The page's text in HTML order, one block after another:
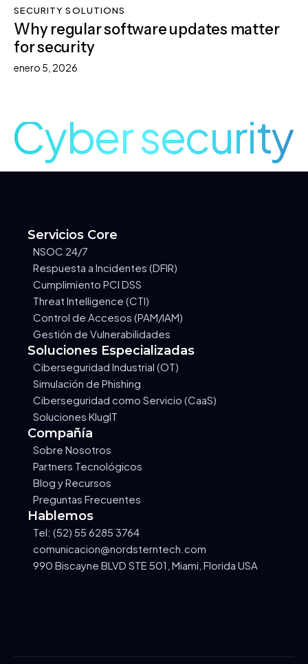
SECURITY SOLUTIONS
Why regular software updates matter
for security
enero 5, 2026
Cyber security
Servicios Core
NSOC 24/7
Respuesta a Incidentes (DFIR)
Cumplimiento PCI DSS
Threat Intelligence (CTI)
Control de Accesos (PAM/IAM)
Gestión de Vulnerabilidades
Soluciones Especializadas
Ciberseguridad Industrial (OT)
Simulación de Phishing
Ciberseguridad como Servicio (CaaS)
Soluciones KlugIT
Compañía
Sobre Nosotros
Partners Tecnológicos
Blog y Recursos
Preguntas Frecuentes
Hablemos
Tel: (52) 55 6285 3764
comunicacion@nordsterntech.com
990 Biscayne BLVD STE 501, Miami, Florida USA